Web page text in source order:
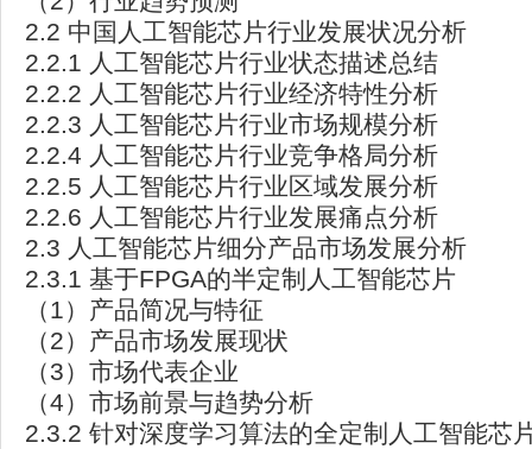
2.2 中国人工智能芯片行业发展状况分析
2.2.1 人工智能芯片行业状态描述总结
2.2.2 人工智能芯片行业经济特性分析
2.2.3 人工智能芯片行业市场规模分析
2.2.4 人工智能芯片行业竞争格局分析
2.2.5 人工智能芯片行业区域发展分析
2.2.6 人工智能芯片行业发展痛点分析
2.3 人工智能芯片细分产品市场发展分析
2.3.1 基于FPGA的半定制人工智能芯片
（1）产品简况与特征
（2）产品市场发展现状
（3）市场代表企业
（4）市场前景与趋势分析
2.3.2 针对深度学习算法的全定制人工智能芯